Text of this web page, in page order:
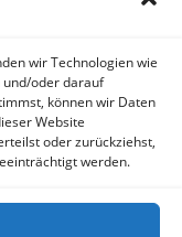
wir Technologien wie
und/oder darauf
können wir Daten
Website
oder zurückziehst,
werden.